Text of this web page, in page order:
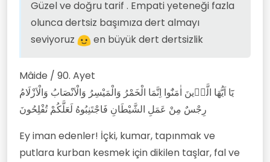
Güzel ve doğru tarif . Empati yeteneği fazla
olunca dertsiz başımıza dert almayı
seviyoruz
en büyük dert dertsizlik
Mâide / 90. Ayet
يَٓا اَيُّهَا الَّذ۪ينَ اٰمَنُٓوا اِنَّمَا الْخَمْرُ وَالْمَيْسِرُ وَالْاَنْصَابُ وَالْاَزْلَامُ
رِجْسٌ مِنْ عَمَلِ الشَّيْطَانِ فَاجْتَنِبُوهُ لَعَلَّكُمْ تُفْلِحُونَ
Ey iman edenler! İçki, kumar, tapınmak ve
putlara kurban kesmek için dikilen taşlar, fal ve